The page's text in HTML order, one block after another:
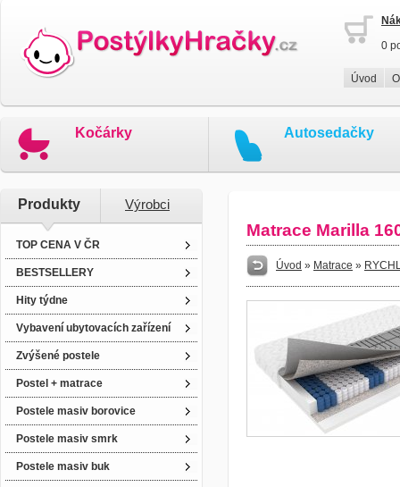
0
Úvod
Kočárky Autosedačky
Produkty Výrobci
TOP CENA V ČR
BESTSELLERY
Hity týdne
Vybavení ubytovacích zařízení
Zvýšené postele
Postel + matrace
Postele masiv borovice
Postele masiv smrk
Postele masiv buk
Matrace Marilla
Úvod » Matrace »